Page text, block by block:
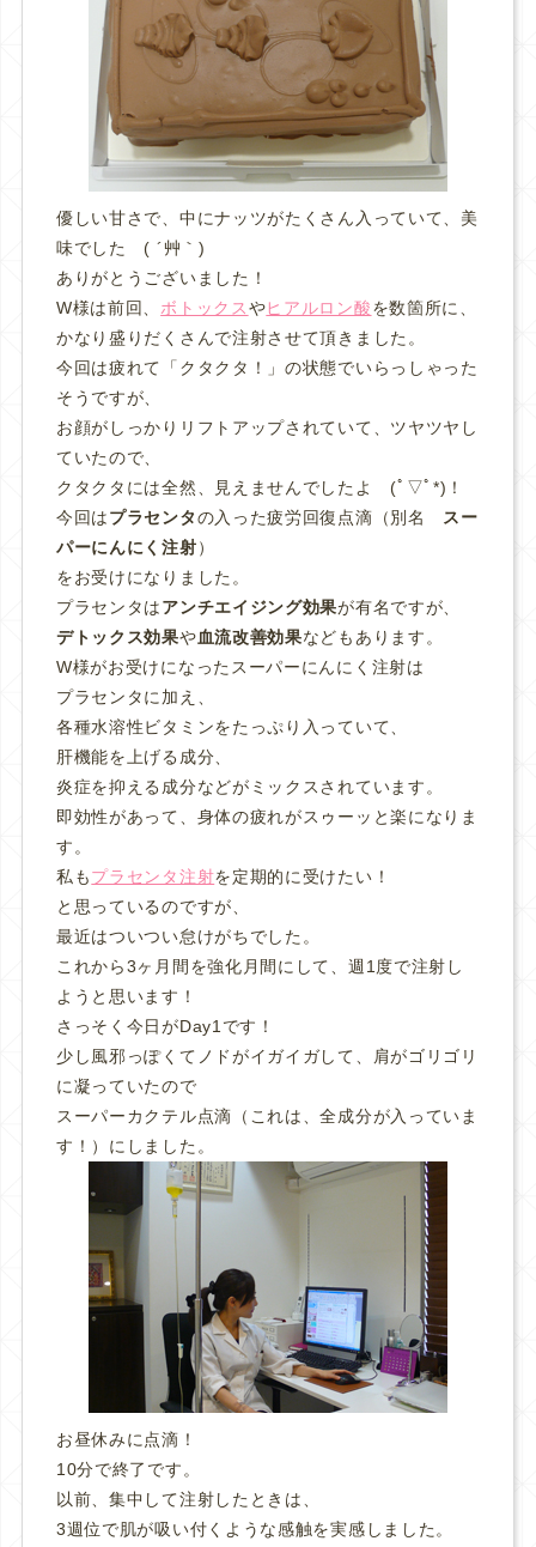
優しい甘さで、中にナッツがたくさん入っていて、美
味でした ( ´艸｀)
ありがとうございました！
W様は前回、 ボトックスやヒアルロン酸を数箇所に、
かなり盛りだくさんで注射させて頂きました。
今回は疲れて「クタクタ！」の状態でいらっしゃった
そうですが、
お顔がしっかりリフトアップされていて、ツヤツヤし
ていたので、
クタクタには全然、見えませんでしたよ (ﾟ▽ﾟ*)！
今回はプラセンタの入った疲労回復点滴（別名
スー
パーにんにく注射）
をお受けになりました。
プラセンタはアンチエイジング効果が有名ですが、
デトックス効果や血流改善効果などもあります。
W様がお受けになったスーパーにんにく注射は
プラセンタに加え、
各種水溶性ビタミンをたっぷり入っていて、
肝機能を上げる成分、
炎症を抑える成分などがミックスされています。
即効性があって、身体の疲れがスゥーッと楽になりま
す。
私もプラセンタ注射を定期的に受けたい！
と思っているのですが、
最近はついつい怠けがちでした。
これから3ヶ月間を強化月間にして、週1度で注射し
ようと思います！
さっそく今日がDay1です！
少し風邪っぽくてノドがイガイガして、肩がゴリゴリ
に凝っていたので
スーパーカクテル点滴（これは、全成分が入っていま
す！）にしました。
お昼休みに点滴！
10分で終了です。
以前、集中して注射したときは、
3週位で肌が吸い付くような感触を実感しました。